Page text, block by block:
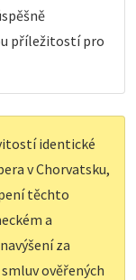
příležitostí pro
identické
v Chorvatsku,
těchto
a
za
ověřených